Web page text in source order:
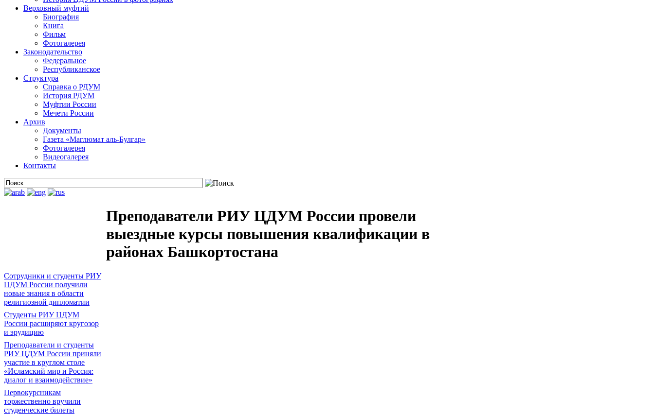
Верховный муфтий
Биография
Книга
Фильм
Фотогалерея
Законодательство
Федеральное
Республиканское
Структура
Справка о РДУМ
История РДУМ
Муфтии России
Мечети России
Архив
Документы
Газета «Маглюмат аль-Булгар»
Фотогалерея
Видеогалерея
Контакты
Преподаватели РИУ ЦДУМ России провели
выездные курсы повышения квалификации в
районах Башкортостана
Сотрудники и студенты РИУ
ЦДУМ России получили
новые знания в области
религиозной дипломатии
Студенты РИУ ЦДУМ
России расширяют кругозор
и эрудицию
Преподаватели и студенты
РИУ ЦДУМ России приняли
участие в круглом столе
«Исламский мир и Россия:
диалог и взаимодействие»
Первокурсникам
торжественно вручили
студенческие билеты